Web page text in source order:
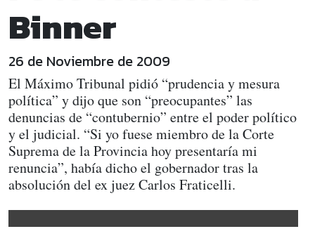
Binner
26 de Noviembre de 2009
El Máximo Tribunal pidió “prudencia y mesura
política” y dijo que son “preocupantes” las
denuncias de “contubernio” entre el poder político
y el judicial. “Si yo fuese miembro de la Corte
Suprema de la Provincia hoy presentaría mi
renuncia”, había dicho el gobernador tras la
absolución del ex juez Carlos Fraticelli.